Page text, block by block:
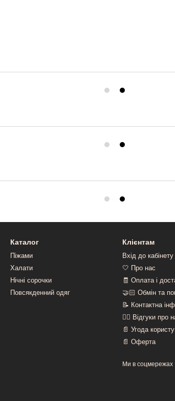
Каталог
Піжами
Халати
Нічні сорочки
Повсякденний одяг
Клієнтам
Вхід до кабінету
🤍 Про нас
🧾 Оплата і
🤝🏻 Обмін та
📝 Контактна
👍🏻 Відгуки про
📄 Угода
📄 Оферта
Ми в соцмережах